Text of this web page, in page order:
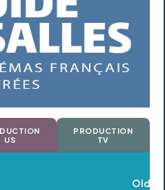
US
PRODUCTION
TV